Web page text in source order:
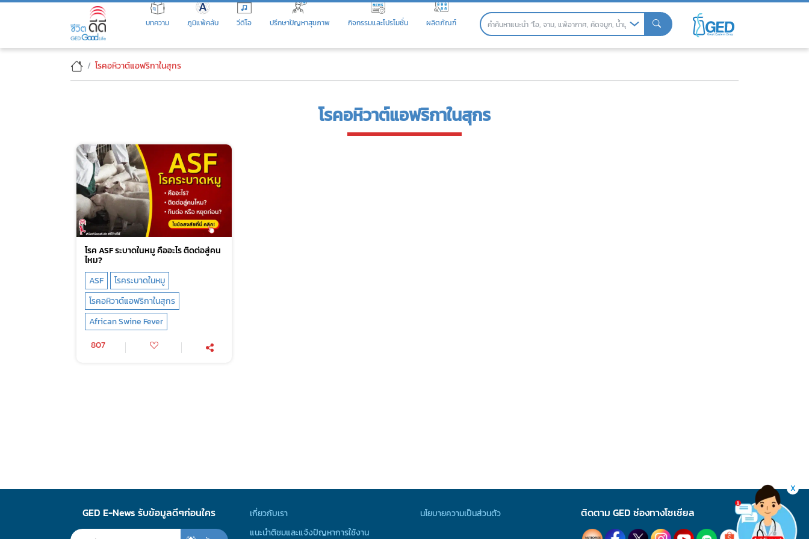
Skip
บทความ ภูมิแพ้คลับ วีดีโอ ปรึกษาปัญหาสุขภาพ กิจกรรมและโปรโมชั่น ผลิตภัณฑ์
โรคอหิวาต์​แอฟริกา​ใน​สุกร
โรคอหิวาต์​แอฟริกา​ใน​สุกร
โรค ASF ระบาดในหมู คืออะไร ติดต่อสู่คน
ไหม?
ASF
โรคระบาดในหมู
โรคอหิวาต์​แอฟริกา​ใน​สุกร
African Swine Fever
807
GED E-News รับข้อมูลดีๆก่อนใคร
เกี่ยวกับเรา
แนะนำติชมและแจ้งปัญหาการใช้งาน
นโยบายความเป็นส่วนตัว ติดตาม GED ช่องทางโซเชียล
X